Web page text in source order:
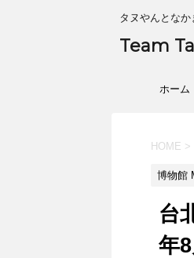
タヌやんとなか
Team
ホーム
HOME >
博物館
台
年8